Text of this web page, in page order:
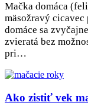
Mačka domáca
mäsožravý
domáce sa
zvieratá bez
pri…
Ako zistiť vek